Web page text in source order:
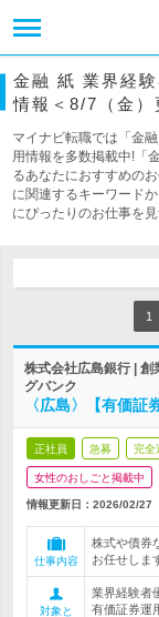
金融 紙 業界経
情報＜8/7（金）
マイナビ転職では「金
用情報を多数掲載中!「
るあなたにおすすめの
に関連するキーワード
にぴったりのお仕事を
1
株式会社広島銀行 |
グバンク
〈広島〉【有価
正社員 急募 完全
女性のおしごと掲載中
情報更新日：2026/02/27
仕事内容
株式や債券
お任せしま
対象と
業界経験者
有価証券運